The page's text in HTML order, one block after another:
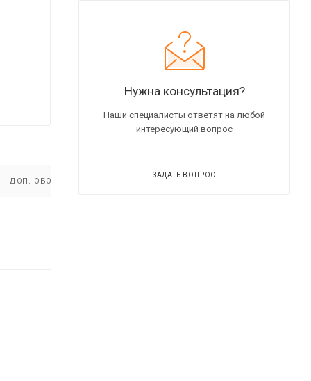
ДОП. ОБОРУДОВАНИЕ ВИДЕО (2)
Нужна консультация?
Наши специалисты ответят на любой
интересующий вопрос
ЗАДАТЬ ВОПРОС